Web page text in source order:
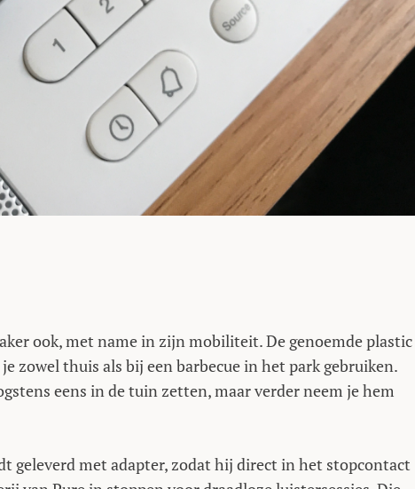
ook, met name in zijn mobiliteit. De genoemde plastic
zowel thuis als bij een barbecue in het park gebruiken.
eens in de tuin zetten, maar verder neem je hem
geleverd met adapter, zodat hij direct in het stopcontact